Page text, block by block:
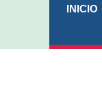
INICIO